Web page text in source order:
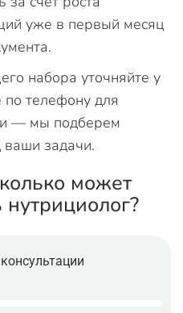
уже в первый месяц
набора уточняйте у
телефону для
— мы подберем
задачи.
может